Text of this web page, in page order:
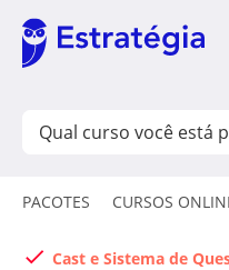
PACOTES CURSOS
Cast e Sistema de